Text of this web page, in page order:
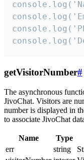
getVisitorNumber#
The asynchronous
JivoChat. Visitors are
number is displayed in
to associate JivoChat
Name Type
err
string